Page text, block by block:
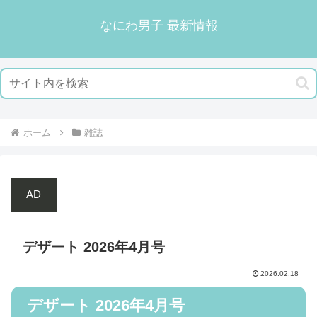
なにわ男子 最新情報
ホーム 雑誌
AD
デザート 2026年4月号
2026.02.18
デザート 2026年4月号